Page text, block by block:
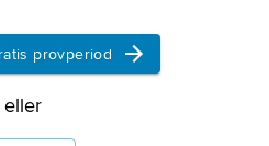
artikeln
provperiod
eller